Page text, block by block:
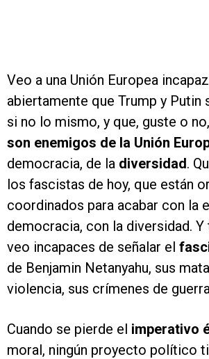
Veo a una Unión Europea
abiertamente que Trump y Putin
si no lo mismo, y que, guste o
son enemigos de la Unión
democracia, de la diversidad.
los fascistas de hoy, que están
coordinados para acabar con la
democracia, con la diversidad. Y
veo incapaces de señalar el
de Benjamin Netanyahu, sus
violencia, sus crímenes de
Cuando se pierde el imperativo
moral, ningún proyecto político